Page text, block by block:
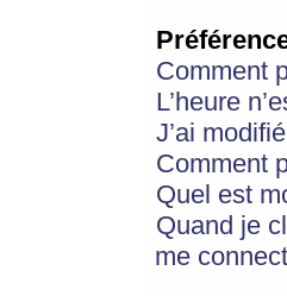
Comment
L’heure
J’ai
Comment
Quel est
Quand je
me